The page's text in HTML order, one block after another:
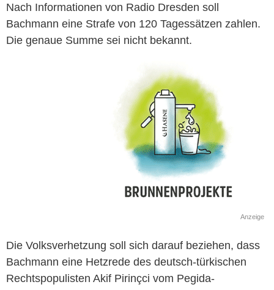
Nach Informationen von Radio Dresden soll
Bachmann eine Strafe von 120 Tagessätzen zahlen.
Die genaue Summe sei nicht bekannt.
Anzeige
Die Volksverhetzung soll sich darauf beziehen, dass
Bachmann eine Hetzrede des deutsch-türkischen
Rechtspopulisten Akif Pirinçci vom Pegida-